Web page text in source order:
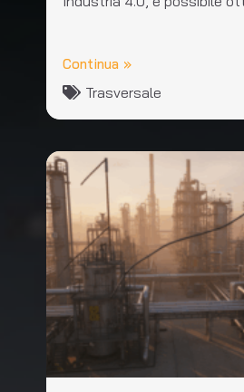
Continua »
Trasversale